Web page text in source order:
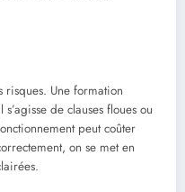
risques. Une formation
de clauses floues ou
peut coûter
on se met en